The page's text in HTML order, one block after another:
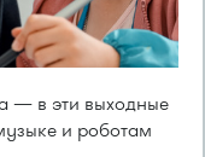
— в эти выходные
и роботам